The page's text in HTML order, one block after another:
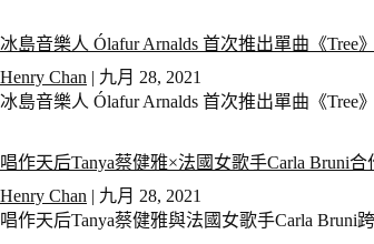
冰島音樂人 Ólafur Arnalds 首次推出單曲《Tree》
Henry Chan | 九月 28, 2021
冰島音樂人 Ólafur Arnalds 首次推出單曲《Tree
唱作天后Tanya蔡健雅×法國女歌手Carla Bruni
Henry Chan | 九月 28, 2021
唱作天后Tanya蔡健雅與法國女歌手Carla Bruni